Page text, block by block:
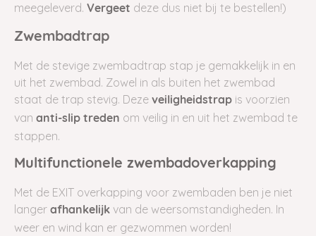
meegeleverd. Vergeet deze dus niet bij te bestellen!)
Zwembadtrap
Met de stevige zwembadtrap stap je gemakkelijk in en
uit het zwembad. Zowel in als buiten het zwembad
staat de trap stevig. Deze veiligheidstrap is voorzien
van anti-slip treden om veilig in en uit het zwembad te
stappen.
Multifunctionele zwembadoverkapping
Met de EXIT overkapping voor zwembaden ben je niet
langer afhankelijk van de weersomstandigheden. In
weer en wind kan er gezwommen worden!